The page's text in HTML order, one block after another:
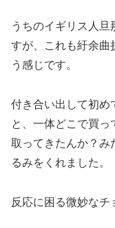
うちのイギリス人
すが、これも紆余曲
う感じです。
付き合い出して初め
と、一体どこで買
取ってきたんか？み
るみをくれました。
反応に困る微妙な